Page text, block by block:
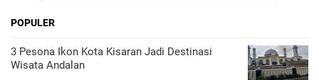
POPULER
3 Pesona Ikon Kota Kisaran Jadi Destinasi
Wisata Andalan